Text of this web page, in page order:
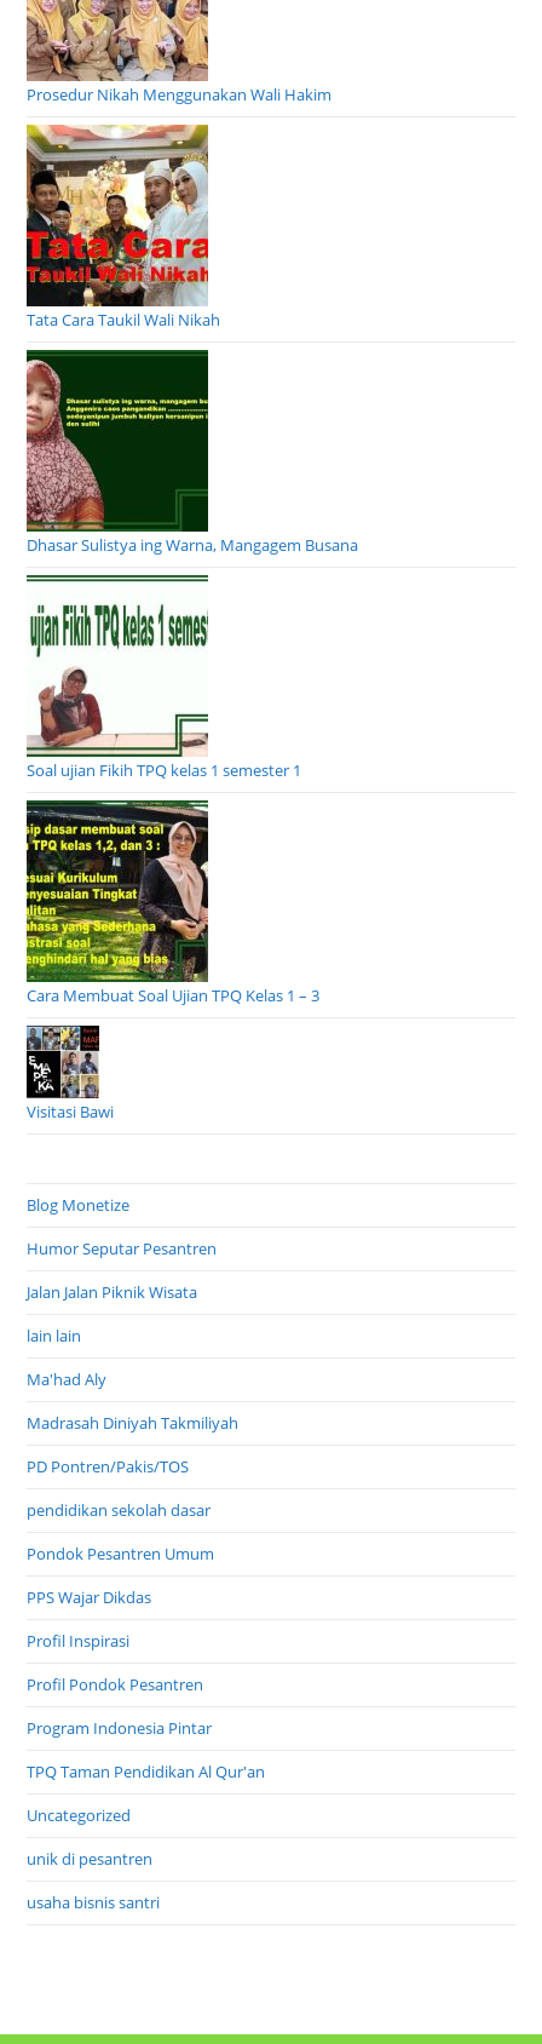
Prosedur Nikah Menggunakan Wali Hakim
Tata Cara Taukil Wali Nikah
Dhasar Sulistya ing Warna, Mangagem Busana
Soal ujian Fikih TPQ kelas 1 semester 1
Cara Membuat Soal Ujian TPQ Kelas 1 – 3
Visitasi Bawi
Blog Monetize
Humor Seputar Pesantren
Jalan Jalan Piknik Wisata
lain lain
Ma'had Aly
Madrasah Diniyah Takmiliyah
PD Pontren/Pakis/TOS
pendidikan sekolah dasar
Pondok Pesantren Umum
PPS Wajar Dikdas
Profil Inspirasi
Profil Pondok Pesantren
Program Indonesia Pintar
TPQ Taman Pendidikan Al Qur'an
Uncategorized
unik di pesantren
usaha bisnis santri